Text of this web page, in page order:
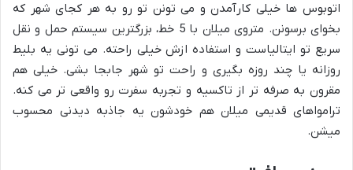
اتوبوس ها خیلی کارآمدن و می تونن تو رو به هر کجای شهر که
بخوای برسونن. متروی میلان با 5 خط، بزرگترین سیستم حمل و نقل
سریع تو ایتالیاست و استفاده ازش خیلی راحته. می تونی یه بلیط
روزانه یا چند روزه بگیری و راحت تو شهر جابجا بشی. خیلی هم
مقرون به صرفه تر از تاکسیه و تجربه سفرت رو واقعی تر می کنه.
ترامواهای قدیمی میلان هم خودشون یه جاذبه دیدنی محسوب
میشن.